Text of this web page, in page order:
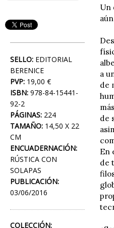
SELLO: EDITORIAL
BERENICE
PVP: 19,00 €
ISBN: 978-84-15441-
92-2
PÁGINAS: 224
TAMAÑO: 14,50 X 22
CM
ENCUADERNACIÓN:
RÚSTICA CON
SOLAPAS
PUBLICACIÓN:
03/06/2016
COLECCIÓN:
Un
a
de
de
En
de